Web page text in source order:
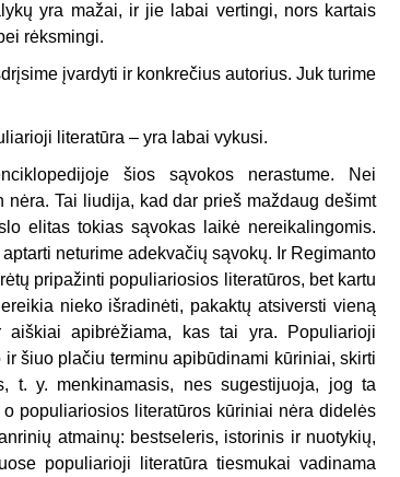
yra mažai, ir jie labai vertingi, nors kartais
rėksmingi.
įvardyti ir konkrečius autorius. Juk turime
literatūra – yra labai vykusi.
šios sąvokos nerastume. Nei
Tai liudija, kad dar prieš maždaug dešimt
elitas tokias sąvokas laikė nereikalingomis.
neturime adekvačių sąvokų. Ir Regimanto
pripažinti populiariosios literatūros, bet kartu
nieko išradinėti, pakaktų atsiversti vieną
apibrėžiama, kas tai yra. Populiarioji
šiuo plačiu terminu apibūdinami kūriniai, skirti
t. y. menkinamasis, nes sugestijuoja, jog ta
populiariosios literatūros kūriniai nėra didelės
atmainų: bestseleris, istorinis ir nuotykių,
populiarioji literatūra tiesmukai vadinama